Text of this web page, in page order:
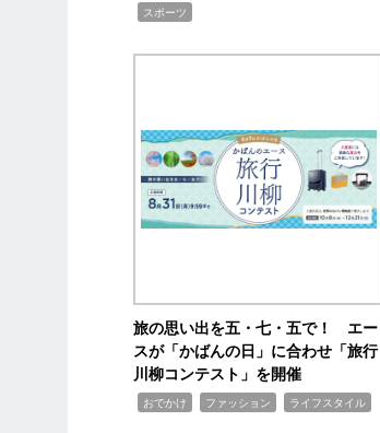
スポーツ
旅の思い出を五・七・五で！ エー
スが「かばんの日」に合わせ「旅行
川柳コンテスト」を開催
おでかけ ファッション ライフスタイル